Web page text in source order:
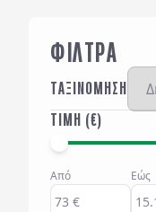
ΦΙΛΤΡΑ
ΤΑΞΙΝΟΜΗΣΗ
ΤΙΜΗ (€)
Από Εώς